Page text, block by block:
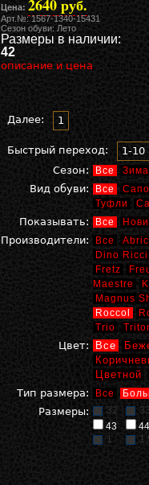
Цена: 2640 руб.
Арт.№: 1567-1340-15431
Сезон обуви: Лето
Размеры в наличии:
42
описание и цена
Далее: 1
Быстрый переход:
1-10
Сезон:
Все Зима
Вид обуви: Все
Туфли
Показывать: Все
Производители: Все
Dino Ricci
Fretz
Maestre
Magnus
Roccol
Trio
Цвет: Все
Цветной
Тип размера:
Все
Размеры: 32
43
44
1